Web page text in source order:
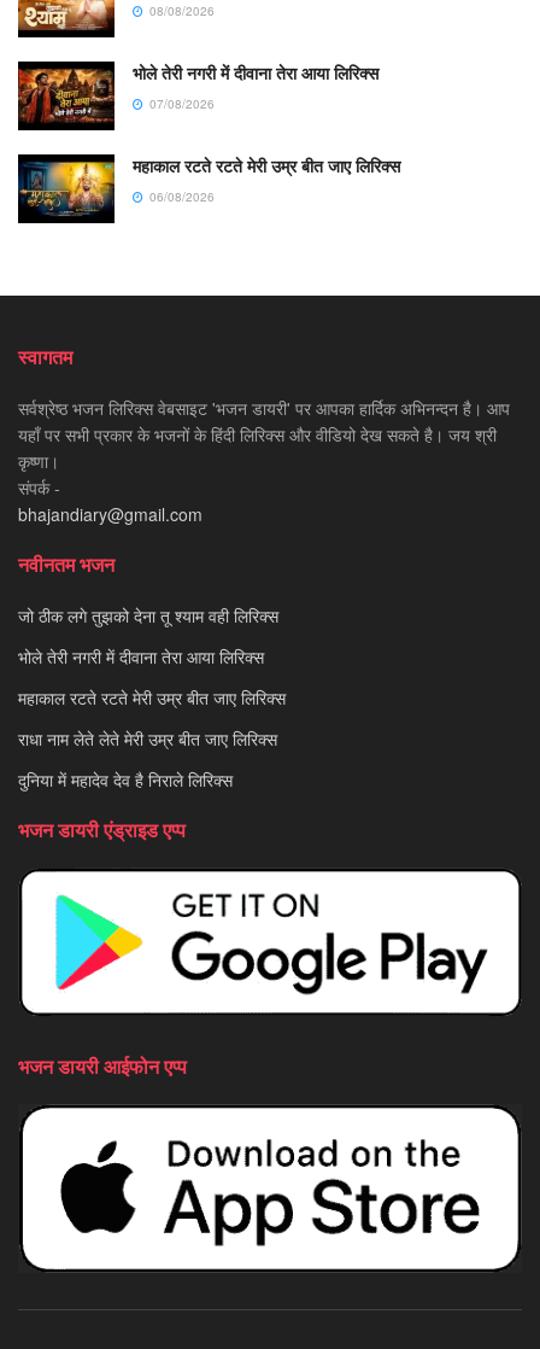
08/08/2026
भोले तेरी नगरी में दीवाना तेरा आया लिरिक्स
07/08/2026
महाकाल रटते रटते मेरी उम्र बीत जाए लिरिक्स
06/08/2026
स्वागतम
सर्वश्रेष्ठ भजन लिरिक्स वेबसाइट 'भजन डायरी' पर आपका हार्दिक अभिनन्दन है। आप
यहाँ पर सभी प्रकार के भजनों के हिंदी लिरिक्स और वीडियो देख सकते है। जय श्री
कृष्णा।
संपर्क -
bhajandiary@gmail.com
नवीनतम भजन
जो ठीक लगे तुझको देना तू श्याम वही लिरिक्स
भोले तेरी नगरी में दीवाना तेरा आया लिरिक्स
महाकाल रटते रटते मेरी उम्र बीत जाए लिरिक्स
राधा नाम लेते लेते मेरी उम्र बीत जाए लिरिक्स
दुनिया में महादेव देव है निराले लिरिक्स
भजन डायरी एंड्राइड एप्प
भजन डायरी आईफोन एप्प